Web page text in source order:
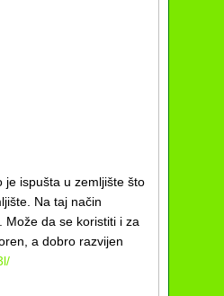
je ispušta u zemljište što
Na taj način
Može da se koristiti i za
a dobro razvijen